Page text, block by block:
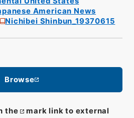
American News
Nichibei Shinbun_19370615
Browse
the
mark link to external